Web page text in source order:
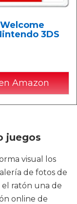
3DS
Amazon
juegos
visual los
de fotos de
el ratón una de
online de